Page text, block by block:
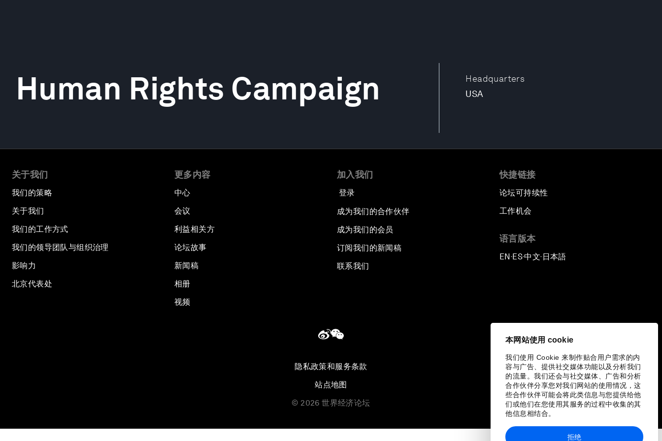
本网站使用 cookie
我们使用 Cookie 来制作贴合用户需求的内
容与广告、提供社交媒体功能以及分析我们
的流量。我们还会与社交媒体、广告和分析
合作伙伴分享您对我们网站的使用情况，这
些合作伙伴可能会将此类信息与您提供给他
们或他们在您使用其服务的过程中收集的其
他信息相结合。
拒绝
Headquarters
USA
Human Rights Campaign
关于我们
我们的策略
关于我们
我们的工作方式
我们的领导团队与组织治理
影响力
北京代表处
更多内容
中心
会议
利益相关方
论坛故事
新闻稿
相册
视频
加入我们
登录
成为我们的合作伙伴
成为我们的会员
订阅我们的新闻稿
联系我们
快捷链接
论坛可持续性
工作机会
语言版本
EN ▪ES▪中文▪ 日本語
隐私政策和服务条款
站点地图
© 2026 世界经济论坛